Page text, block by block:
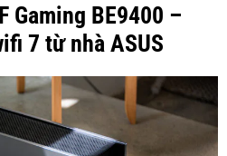
Gaming BE9400 –
7 từ nhà ASUS